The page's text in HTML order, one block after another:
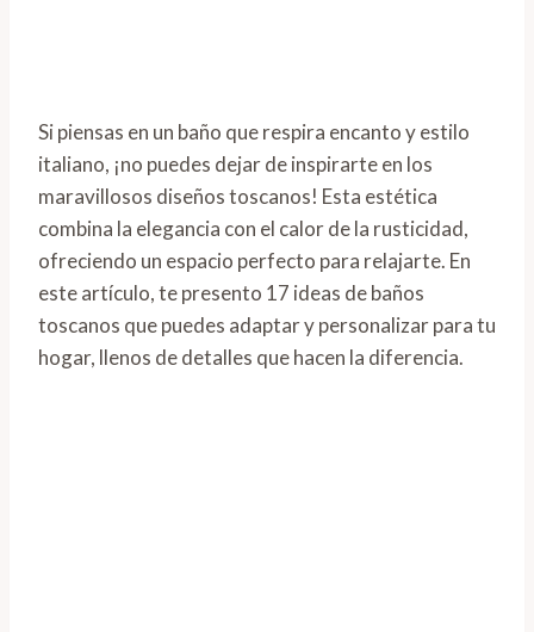
Si piensas en un baño que respira encanto y estilo
italiano, ¡no puedes dejar de inspirarte en los
maravillosos diseños toscanos! Esta estética
combina la elegancia con el calor de la rusticidad,
ofreciendo un espacio perfecto para relajarte. En
este artículo, te presento 17 ideas de baños
toscanos que puedes adaptar y personalizar para tu
hogar, llenos de detalles que hacen la diferencia.